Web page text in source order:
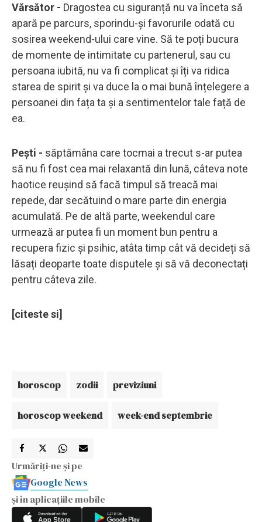
Vărsător - Dragostea cu siguranță nu va înceta să
apară pe parcurs, sporindu-și favorurile odată cu
sosirea weekend-ului care vine. Să te poți bucura
de momente de intimitate cu partenerul, sau cu
persoana iubită, nu va fi complicat și îți va ridica
starea de spirit și va duce la o mai bună înțelegere a
persoanei din fața ta și a sentimentelor tale față de
ea.
Pești - săptămâna care tocmai a trecut s-ar putea
să nu fi fost cea mai relaxantă din lună, câteva note
haotice reușind să facă timpul să treacă mai
repede, dar secătuind o mare parte din energia
acumulată. Pe de altă parte, weekendul care
urmează ar putea fi un moment bun pentru a
recupera fizic și psihic, atâta timp cât vă decideți să
lăsați deoparte toate disputele și să vă deconectați
pentru câteva zile.
[citeste si]
horoscop zodii previziuni
horoscop weekend week-end septembrie
Urmăriți-ne și pe
Google News
și în aplicațiile mobile